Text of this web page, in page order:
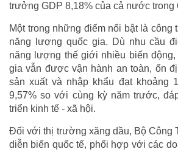
trưởng GDP 8,18% của cả nước trong
Một trong những điểm nổi bật là công
năng lượng quốc gia. Dù nhu cầu
năng lượng thế giới nhiều biến
gia vẫn được vận hành an toàn, ổn
sản xuất và nhập khẩu đạt khoảng
9,57% so với cùng kỳ năm trước,
triển kinh tế - xã hội.
Đối với thị trường xăng dầu, Bộ Công
diễn biến quốc tế, phối hợp với các